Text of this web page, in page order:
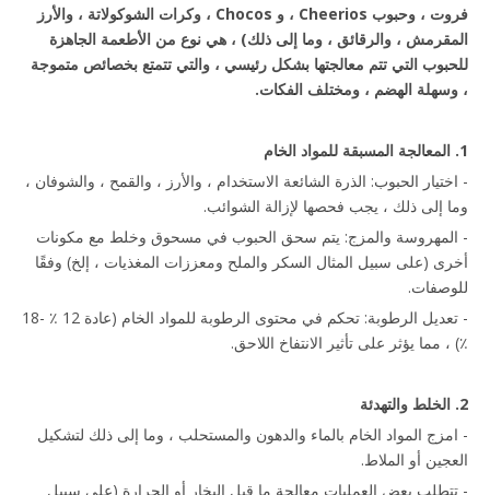
فروت ، وحبوب Cheerios ، و Chocos ، وكرات الشوكولاتة ، والأرز
المقرمش ، والرقائق ، وما إلى ذلك) ، هي نوع من الأطعمة الجاهزة
للحبوب التي تتم معالجتها بشكل رئيسي ، والتي تتمتع بخصائص متموجة
، وسهلة الهضم ، ومختلف الفكات.
1. المعالجة المسبقة للمواد الخام
- اختيار الحبوب: الذرة الشائعة الاستخدام ، والأرز ، والقمح ، والشوفان ،
وما إلى ذلك ، يجب فحصها لإزالة الشوائب.
- المهروسة والمزج: يتم سحق الحبوب في مسحوق وخلط مع مكونات
أخرى (على سبيل المثال السكر والملح ومعززات المغذيات ، إلخ) وفقًا
للوصفات.
- تعديل الرطوبة: تحكم في محتوى الرطوبة للمواد الخام (عادة 12 ٪ -18
٪) ، مما يؤثر على تأثير الانتفاخ اللاحق.
2. الخلط والتهدئة
- امزج المواد الخام بالماء والدهون والمستحلب ، وما إلى ذلك لتشكيل
العجين أو الملاط.
- تتطلب بعض العمليات معالجة ما قبل البخار أو الحرارة (على سبيل